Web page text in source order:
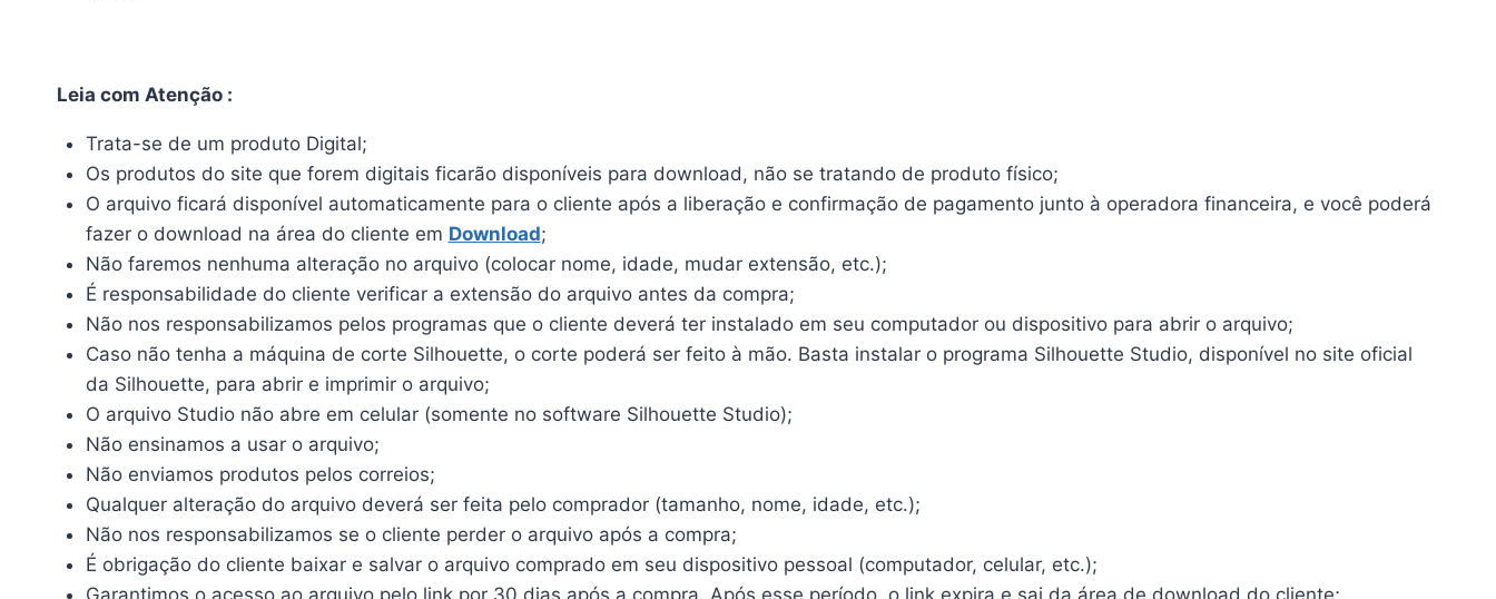
Leia com Atenção :
Trata-se de um produto Digital;
Os produtos do site que forem digitais ficarão disponíveis para download, não se tratando de produto físico;
O arquivo ficará disponível automaticamente para o cliente após a liberação e confirmação de pagamento junto à operadora financeira, e você poderá
fazer o download na área do cliente em Download;
Não faremos nenhuma alteração no arquivo (colocar nome, idade, mudar extensão, etc.);
É responsabilidade do cliente verificar a extensão do arquivo antes da compra;
Não nos responsabilizamos pelos programas que o cliente deverá ter instalado em seu computador ou dispositivo para abrir o arquivo;
Caso não tenha a máquina de corte Silhouette, o corte poderá ser feito à mão. Basta instalar o programa Silhouette Studio, disponível no site oficial
da Silhouette, para abrir e imprimir o arquivo;
O arquivo Studio não abre em celular (somente no software Silhouette Studio);
Não ensinamos a usar o arquivo;
Não enviamos produtos pelos correios;
Qualquer alteração do arquivo deverá ser feita pelo comprador (tamanho, nome, idade, etc.);
Não nos responsabilizamos se o cliente perder o arquivo após a compra;
É obrigação do cliente baixar e salvar o arquivo comprado em seu dispositivo pessoal (computador, celular, etc.);